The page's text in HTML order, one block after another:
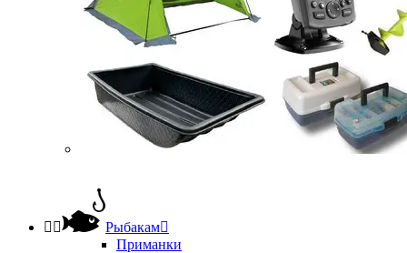
  Рыбакам
Приманки